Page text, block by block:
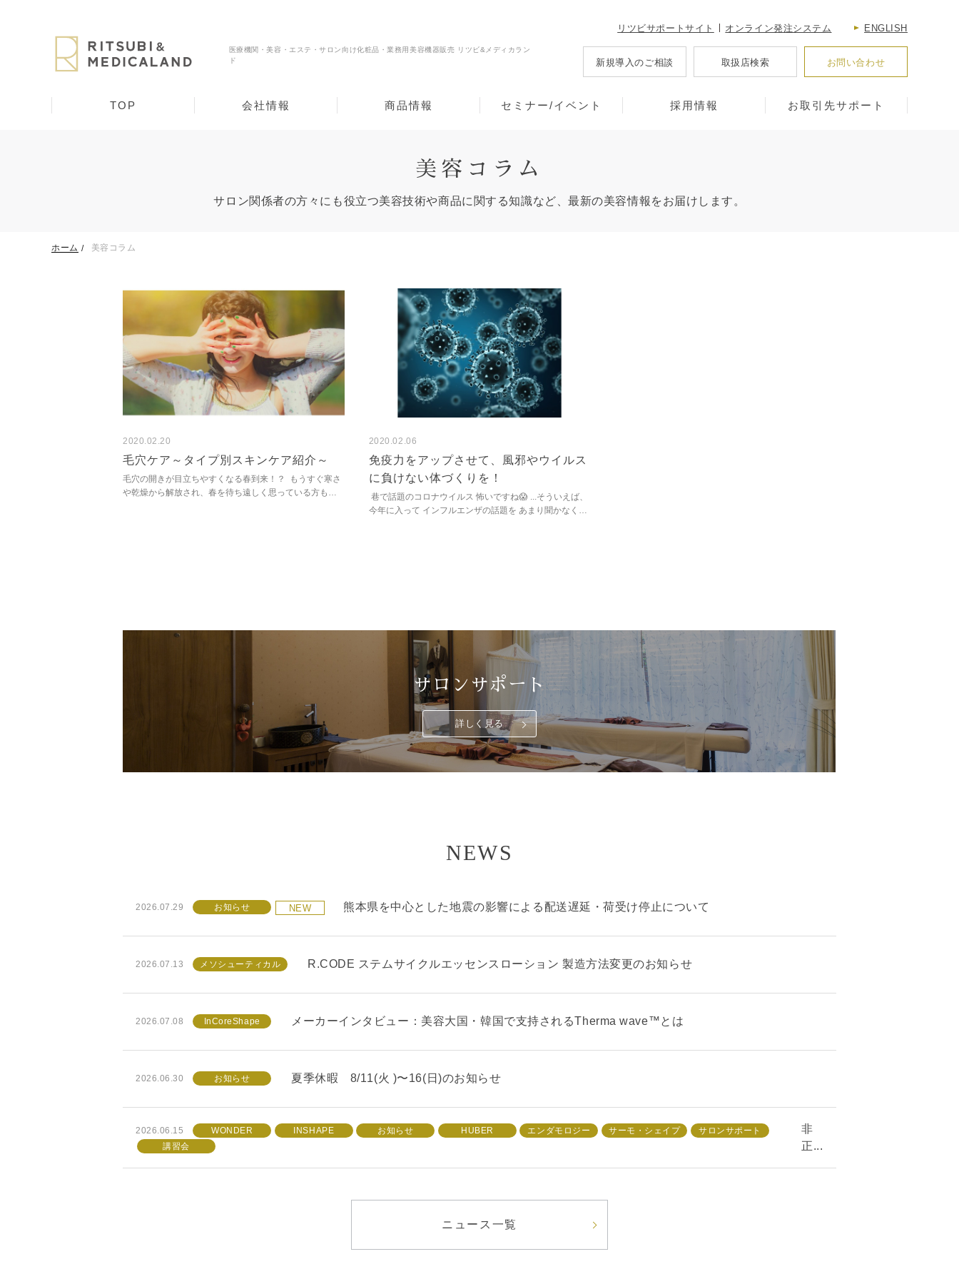
リツビサポートサイト オンライン発注システム ENGLISH
医療機関・美容・エステ・サロン向け化粧品・業務用美容機器販売 リツビ&メディカラン
ド
新規導入のご相談 取扱店検索 お問い合わせ
TOP 会社情報 商品情報 セミナー/イベント 採用情報 お取引先サポート
美容コラム
サロン関係者の方々にも役立つ美容技術や商品に関する知識など、最新の美容情報をお届けします。
ホーム 美容コラム
2020.02.20
毛穴ケア～タイプ別スキンケア紹介～
毛穴の開きが目立ちやすくなる春到来！？ もうすぐ寒さ
や乾燥から解放され、春を待ち遠しく思っている方も多
2020.02.06
免疫力をアップさせて、風邪やウイルス
に負けない体づくりを！
巷で話題のコロナウイルス 怖いですね😱 ...そういえば、
今年に入って インフルエンザの話題を あまり聞かなくな
サロンサポート
詳しく見る
NEWS
2026.07.29 お知らせ NEW 熊本県を中心とした地震の影響による配送遅延・荷受け停止について
2026.07.13 メソシューティカル R.CODE ステムサイクルエッセンスローション 製造方法変更のお知らせ
2026.07.08 InCoreShape メーカーインタビュー：美容大国・韓国で支持されるTherma wave™とは
2026.06.30 お知らせ 夏季休暇 8/11(火 )〜16(日)のお知らせ
2026.06.15 WONDER INSHAPE お知らせ HUBER エンダモロジー サーモ・シェイプ
サロンサポート
講習会
非
正...
ニュース一覧